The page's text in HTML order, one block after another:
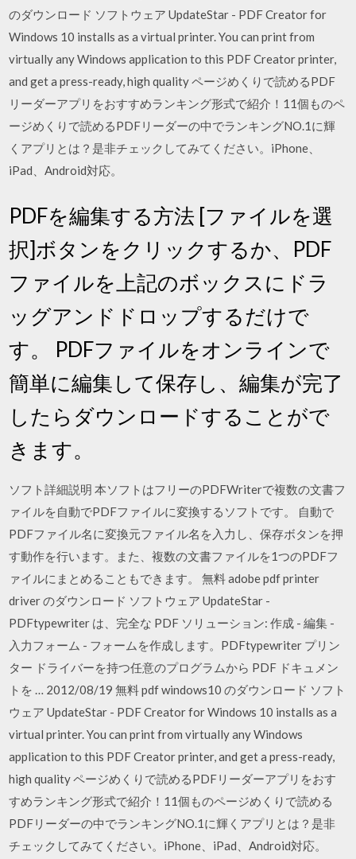
のダウンロード ソフトウェア UpdateStar - PDF Creator for
Windows 10 installs as a virtual printer. You can print from
virtually any Windows application to this PDF Creator printer,
and get a press-ready, high quality ページめくりで読めるPDF
リーダーアプリをおすすめランキング形式で紹介！11個ものペ
ージめくりで読めるPDFリーダーの中でランキングNO.1に輝
くアプリとは？是非チェックしてみてください。iPhone、
iPad、Android対応。
PDFを編集する方法 [ファイルを選
択]ボタンをクリックするか、PDF
ファイルを上記のボックスにドラ
ッグアンドドロップするだけで
す。 PDFファイルをオンラインで
簡単に編集して保存し、編集が完了
したらダウンロードすることがで
きます。
ソフト詳細説明 本ソフトはフリーのPDFWriterで複数の文書フ
ァイルを自動でPDFファイルに変換するソフトです。 自動で
PDFファイル名に変換元ファイル名を入力し、保存ボタンを押
す動作を行います。また、複数の文書ファイルを1つのPDFフ
ァイルにまとめることもできます。 無料 adobe pdf printer
driver のダウンロード ソフトウェア UpdateStar -
PDFtypewriter は、完全な PDF ソリューション: 作成 - 編集 -
入力フォーム - フォームを作成します。PDFtypewriter プリン
ター ドライバーを持つ任意のプログラムから PDF ドキュメン
トを … 2012/08/19 無料 pdf windows10 のダウンロード ソフト
ウェア UpdateStar - PDF Creator for Windows 10 installs as a
virtual printer. You can print from virtually any Windows
application to this PDF Creator printer, and get a press-ready,
high quality ページめくりで読めるPDFリーダーアプリをおす
すめランキング形式で紹介！11個ものページめくりで読める
PDFリーダーの中でランキングNO.1に輝くアプリとは？是非
チェックしてみてください。iPhone、iPad、Android対応。